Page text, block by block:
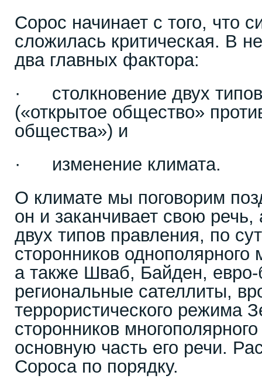
Сорос начинает с того, что
сложилась критическая. В
два главных фактора:
· столкновение двух
(«открытое общество»
общества») и
· изменение климата.
О климате мы поговорим
он и заканчивает свою речь,
двух типов правления, по
сторонников
а также Шваб, Байден, евро-
региональные сателлиты,
террористического режима
сторонников
основную часть его речи.
Сороса по порядку.